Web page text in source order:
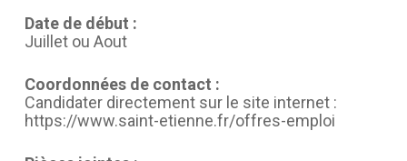
Date de début :
Juillet ou Aout
Coordonnées de contact :
Candidater directement sur le site internet :
https://www.saint-etienne.fr/offres-emploi